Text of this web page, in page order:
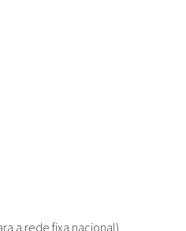
a rede fixa nacional)